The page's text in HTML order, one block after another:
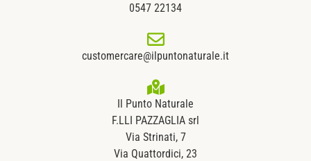
0547 22134
customercare@ilpuntonaturale.it
Il Punto Naturale
F.LLI PAZZAGLIA srl
Via Strinati, 7
Via Quattordici, 23